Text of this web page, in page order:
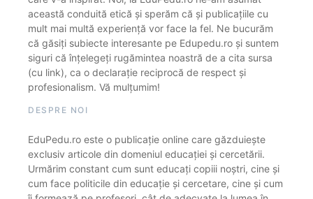
această conduită etică și sperăm că și publicațiile cu
mult mai multă experiență vor face la fel. Ne bucurăm
că găsiți subiecte interesante pe Edupedu.ro și suntem
siguri că înțelegeți rugămintea noastră de a cita sursa
(cu link), ca o declarație reciprocă de respect și
profesionalism. Vă mulțumim!
DESPRE NOI
EduPedu.ro este o publicație online care găzduiește
exclusiv articole din domeniul educației și cercetării.
Urmărim constant cum sunt educați copiii noștri, cine și
cum face politicile din educație și cercetare, cine și cum